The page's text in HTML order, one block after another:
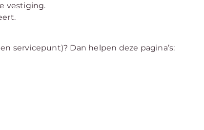
vestiging.
servicepunt)? Dan helpen deze pagina’s: